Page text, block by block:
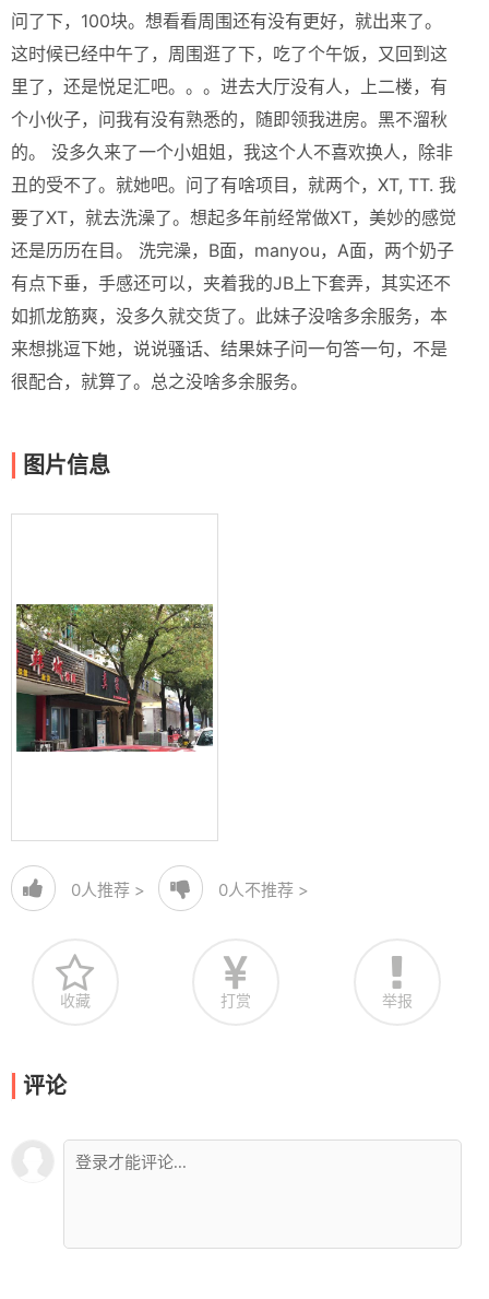
问了下，100块。想看看周围还有没有更好，就出来了。
这时候已经中午了，周围逛了下，吃了个午饭，又回到这
里了，还是悦足汇吧。。。进去大厅没有人，上二楼，有
个小伙子，问我有没有熟悉的，随即领我进房。黑不溜秋
的。 没多久来了一个小姐姐，我这个人不喜欢换人，除非
丑的受不了。就她吧。问了有啥项目，就两个，XT, TT. 我
要了XT，就去洗澡了。想起多年前经常做XT，美妙的感觉
还是历历在目。 洗完澡，B面，manyou，A面，两个奶子
有点下垂，手感还可以，夹着我的JB上下套弄，其实还不
如抓龙筋爽，没多久就交货了。此妹子没啥多余服务，本
来想挑逗下她，说说骚话、结果妹子问一句答一句，不是
很配合，就算了。总之没啥多余服务。
图片信息
0人推荐 > 0人不推荐 >
收藏 打赏 举报
评论